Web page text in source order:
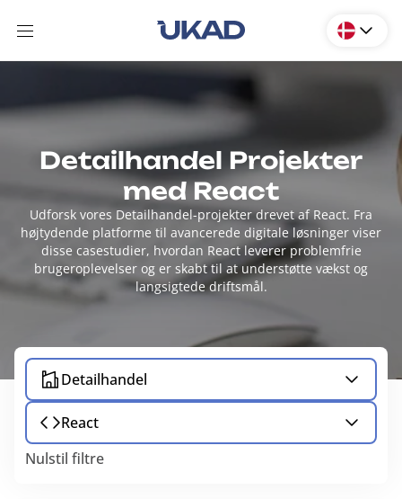
Detailhandel Projekter
med React
Udforsk vores Detailhandel-projekter drevet af React. Fra
højtydende platforme til avancerede digitale løsninger viser
disse casestudier, hvordan React leverer problemfrie
brugeroplevelser og er skabt til at understøtte vækst og
langsigtede driftsmål.
Detailhandel
React
Nulstil filtre